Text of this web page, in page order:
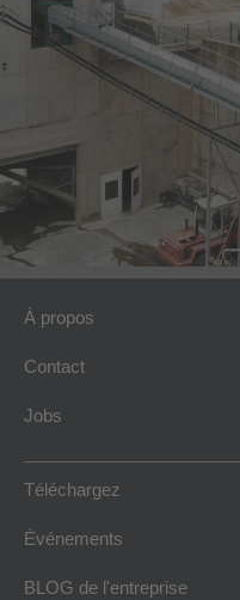
À propos
Contact
Jobs
Téléchargez
Événements
BLOG de l'entreprise